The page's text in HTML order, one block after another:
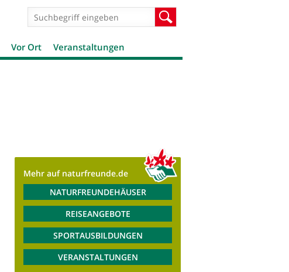
Suchformular
Vor Ort Veranstaltungen
Mehr auf naturfreunde.de
NATURFREUNDEHÄUSER
REISEANGEBOTE
SPORTAUSBILDUNGEN
VERANSTALTUNGEN